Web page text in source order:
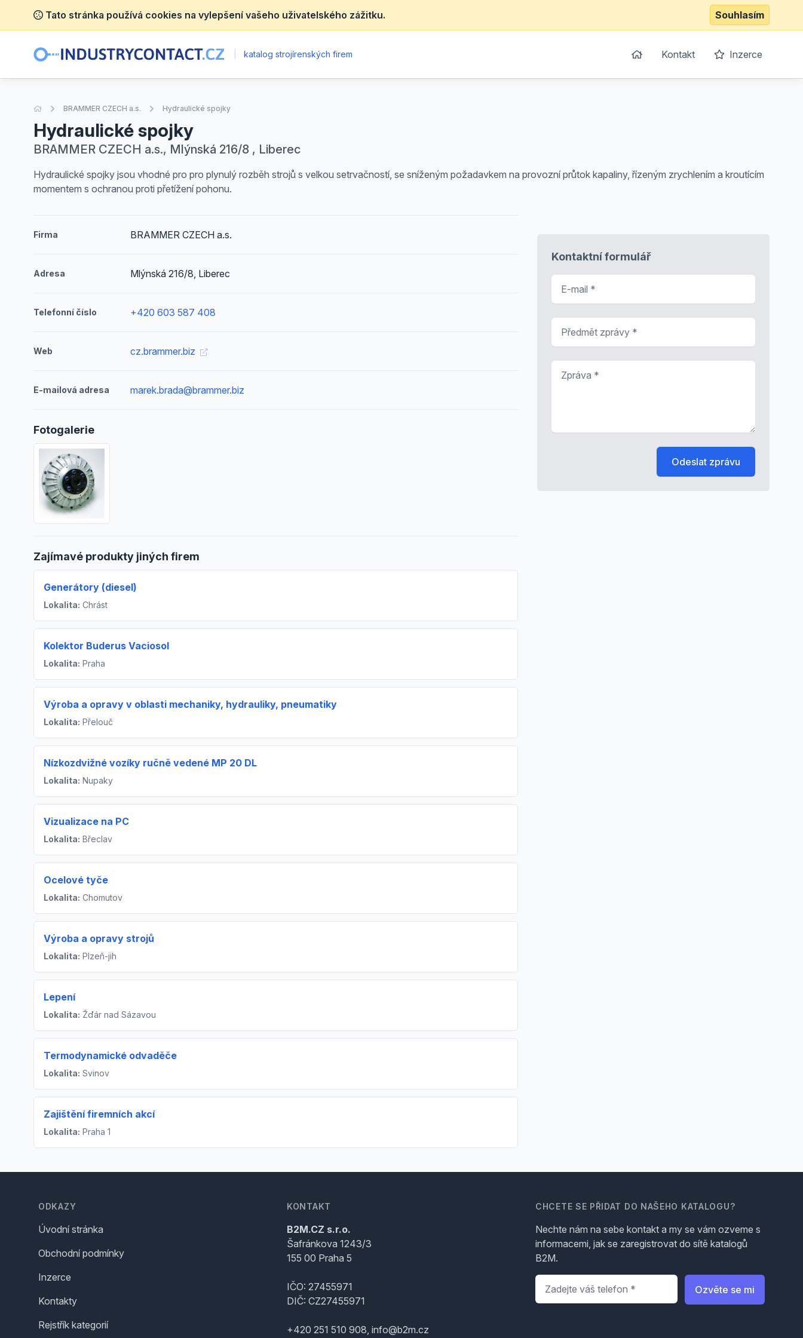
Tato stránka používá cookies na vylepšení vašeho uživatelského zážitku. Souhlasím
katalog strojírenských firem Kontakt Inzerce
Úvodní stránka
BRAMMER CZECH a.s. Hydraulické spojky
Hydraulické spojky
BRAMMER CZECH a.s., Mlýnská 216/8 , Liberec
Hydraulické spojky jsou vhodné pro pro plynulý rozběh strojů s velkou setrvačností, se sníženým požadavkem na provozní průtok kapaliny, řízeným zrychlením a kroutícím
momentem s ochranou proti přetížení pohonu.
Firma BRAMMER CZECH a.s.
Adresa Mlýnská 216/8, Liberec
Telefonní číslo +420 603 587 408
Web cz.brammer.biz
E-mailová adresa marek.brada@brammer.biz
Fotogalerie
Zajímavé produkty jiných firem
Generátory (diesel)
Lokalita: Chrást
Kolektor Buderus Vaciosol
Lokalita: Praha
Výroba a opravy v oblasti mechaniky, hydrauliky, pneumatiky
Lokalita: Přelouč
Nízkozdvižné vozíky ručně vedené MP 20 DL
Lokalita: Nupaky
Vizualizace na PC
Lokalita: Břeclav
Ocelové tyče
Lokalita: Chomutov
Výroba a opravy strojů
Lokalita: Plzeň-jih
Lepení
Lokalita: Žďár nad Sázavou
Termodynamické odvaděče
Lokalita: Svinov
Zajištění firemních akcí
Lokalita: Praha 1
Kontaktní formulář
Odeslat zprávu
ODKAZY
Úvodní stránka
Obchodní podmínky
Inzerce
Kontakty
Rejstřík kategorií
KONTAKT
B2M.CZ s.r.o.
Šafránkova 1243/3
155 00 Praha 5
IČO: 27455971
DIČ: CZ27455971
+420 251 510 908, info@b2m.cz
CHCETE SE PŘIDAT DO NAŠEHO KATALOGU?
Nechte nám na sebe kontakt a my se vám ozveme s
informacemi, jak se zaregistrovat do sítě katalogů
B2M.
Telefon
Ozvěte se mi